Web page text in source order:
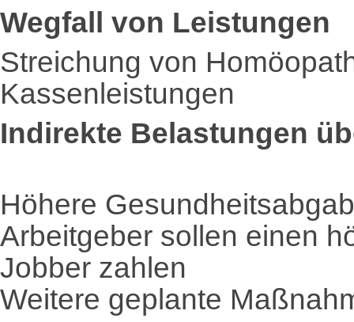
Wegfall von Leistungen
Streichung von
Kassenleistungen
Indirekte Belastungen
Höhere
Arbeitgeber sollen einen
Jobber zahlen
Weitere geplante